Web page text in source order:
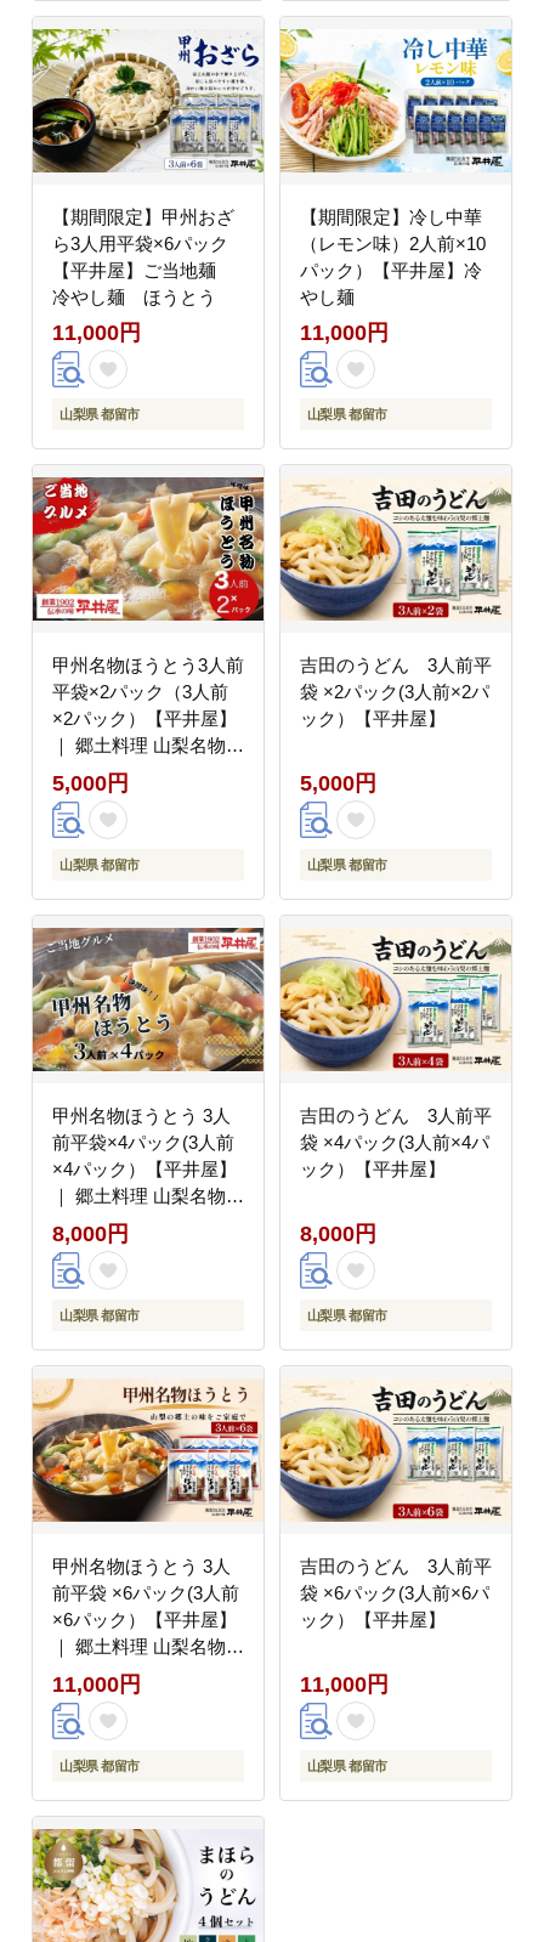
【期間限定】甲州おざ
ら3人用平袋×6パック
【平井屋】ご当地麺
冷やし麺 ほうとう
11,000円
山梨県 都留市
【期間限定】冷し中華
（レモン味）2人前×10
パック）【平井屋】冷
やし麺
11,000円
山梨県 都留市
甲州名物ほうとう3人前
平袋×2パック（3人前
×2パック）【平井屋】
｜ 郷土料理 山梨名物
味噌煮込み ほうとう ご
当地グルメ 甲州名物
5,000円
山梨県 都留市
吉田のうどん 3人前平
袋 ×2パック(3人前×2パ
ック）【平井屋】
5,000円
山梨県 都留市
甲州名物ほうとう 3人
前平袋×4パック(3人前
×4パック）【平井屋】
｜ 郷土料理 山梨名物
味噌煮込み ほうとう ご
当地グルメ
8,000円
山梨県 都留市
吉田のうどん 3人前平
袋 ×4パック(3人前×4パ
ック）【平井屋】
8,000円
山梨県 都留市
甲州名物ほうとう 3人
前平袋 ×6パック(3人前
×6パック）【平井屋】
｜ 郷土料理 山梨名物
味噌煮込み ほうとう
11,000円
山梨県 都留市
吉田のうどん 3人前平
袋 ×6パック(3人前×6パ
ック）【平井屋】
11,000円
山梨県 都留市